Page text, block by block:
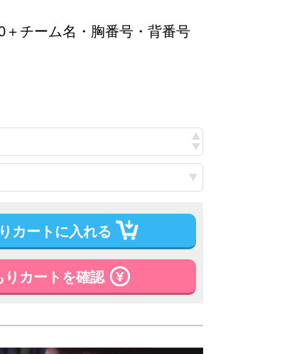
＋チーム名・胸番号・背番号
カートに入れる
りカートを確認